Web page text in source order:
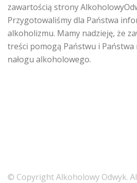
zawartością strony
Przygotowaliśmy dla Państwa
alkoholizmu. Mamy nadzieję, że
treści pomogą Państwu i Państwa
nałogu alkoholowego.
© Copyright Alkoholowy Odwyk.